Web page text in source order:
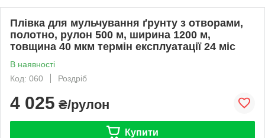
Плівка для мульчування ґрунту з отворами,
полотно, рулон 500 м, ширина 1200 м,
товщина 40 мкм термін експлуатації 24 міс
В наявності
Код: 060
Роздріб
4 025 ₴/рулон
Купити